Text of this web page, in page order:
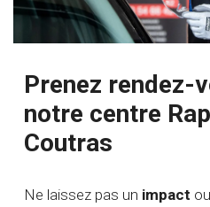
Prenez rendez-
notre centre
Coutras
Ne laissez pas un impact